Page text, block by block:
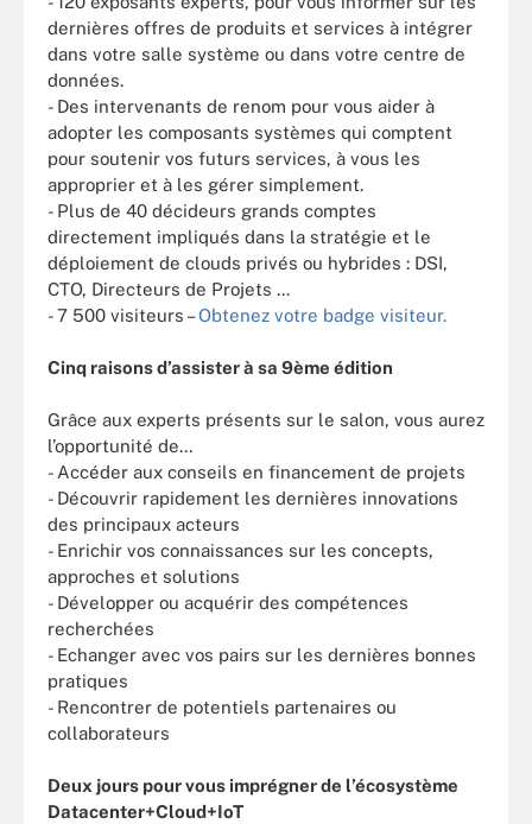
dernières offres de produits et services à intégrer
dans votre salle système ou dans votre centre de
données.
- Des intervenants de renom pour vous aider à
adopter les composants systèmes qui comptent
pour soutenir vos futurs services, à vous les
approprier et à les gérer simplement.
- Plus de 40 décideurs grands comptes
directement impliqués dans la stratégie et le
déploiement de clouds privés ou hybrides : DSI,
CTO, Directeurs de Projets ...
- 7 500 visiteurs –Obtenez votre badge visiteur.
Cinq raisons d’assister à sa 9ème édition
Grâce aux experts présents sur le salon, vous aurez
l’opportunité de…
- Accéder aux conseils en financement de projets
- Découvrir rapidement les dernières innovations
des principaux acteurs
- Enrichir vos connaissances sur les concepts,
approches et solutions
- Développer ou acquérir des compétences
recherchées
- Echanger avec vos pairs sur les dernières bonnes
pratiques
- Rencontrer de potentiels partenaires ou
collaborateurs
Deux jours pour vous imprégner de l’écosystème
Datacenter+Cloud+IoT